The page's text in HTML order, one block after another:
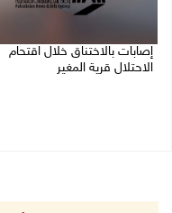
إصابات بالاختناق خلال اقتحام
الاحتلال قرية المغير